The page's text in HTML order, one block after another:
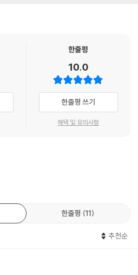
가 있지 않은가? 멀리 떨어져 있는데 어떻게
가 될 수 있다!
어떻게 해야 할까? 나부터 나의 경계선을 알
있다. 스스로에게 솔직해지면 어디까지는 수
가면 불편한 감정이 생기는지 수면 위로 떠
스처는 내가 상대방에게 전달할 수 있는 가
요한 행동이다. 하지만 자신의 경계선이 어
효과적인 방법이다.
라도 날씨가 장마이거나 가뭄이면 농사는 망
땅, 이직한 직장의 환경은 날씨라고 본다면
이 부족해서가 아니라 주어지는 환경에 따라
자. 긍정적인 태도를 가지고 성취 경험이 많
을 만들고, 행동과 태도를 위축하기 때문이
때 칫솔과 치약보다 먼저 준비해야 할 것은
출근했지만, 역시나 새로운 직장에 적응하기
것이 많지만 누구에게 물어야 할지, 물어봐
저희는 스스로 알아서 하는 조직이에요’라는
이 문제를 어떻게 풀어내야 할지도 막막할 것
더라도 그 시간을 버텨낼 수 있는 ‘내력’을
다면 나의 내력은 더욱 강해질 것이다.
고 불편할 때
운 팀장과의 업무 스타일이 맞지 않을 수도
을 받는다. 새로 입사한 곳에서, 새로운 사람
수 있다. 합격의 기쁨에 새로운 사람들과 새
. 이때 ‘친밀한 관계’를 형성하기 위해서는 무
이타주의자’, 타인에게 받는 것보다 많은
한줄평
10.0
한줄평 쓰기
혜택 및 유의사항
한줄평 11
추천순